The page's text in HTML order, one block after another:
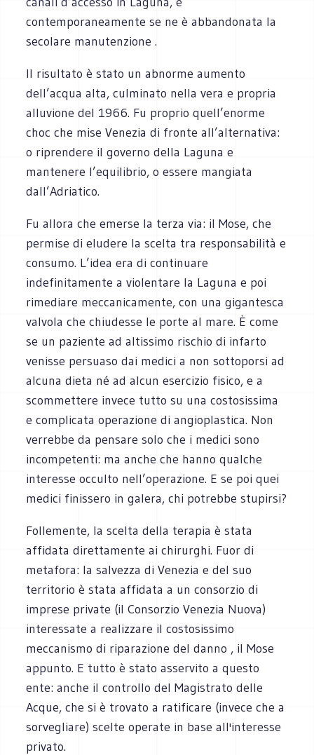
contemporaneamente se ne è abbandonata la
secolare manutenzione .
Il risultato è stato un abnorme aumento
dell’acqua alta, culminato nella vera e propria
alluvione del 1966. Fu proprio quell’enorme
choc che mise Venezia di fronte all’alternativa:
o riprendere il governo della Laguna e
mantenere l’equilibrio, o essere mangiata
dall’Adriatico.
Fu allora che emerse la terza via: il Mose, che
permise di eludere la scelta tra responsabilità e
consumo. L’idea era di continuare
indefinitamente a violentare la Laguna e poi
rimediare meccanicamente, con una gigantesca
valvola che chiudesse le porte al mare. È come
se un paziente ad altissimo rischio di infarto
venisse persuaso dai medici a non sottoporsi ad
alcuna dieta né ad alcun esercizio fisico, e a
scommettere invece tutto su una costosissima
e complicata operazione di angioplastica. Non
verrebbe da pensare solo che i medici sono
incompetenti: ma anche che hanno qualche
interesse occulto nell’operazione. E se poi quei
medici finissero in galera, chi potrebbe stupirsi?
Follemente, la scelta della terapia è stata
affidata direttamente ai chirurghi. Fuor di
metafora: la salvezza di Venezia e del suo
territorio è stata affidata a un consorzio di
imprese private (il Consorzio Venezia Nuova)
interessate a realizzare il costosissimo
meccanismo di riparazione del danno , il Mose
appunto. E tutto è stato asservito a questo
ente: anche il controllo del Magistrato delle
Acque, che si è trovato a ratificare (invece che a
sorvegliare) scelte operate in base all'interesse
privato.